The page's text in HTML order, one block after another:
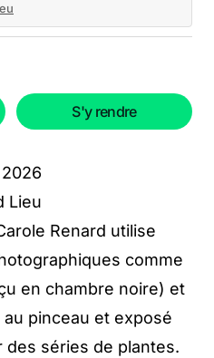
S'y rendre
Lieu
Renard utilise
comme
en chambre noire) et
pinceau et exposé
des séries de plantes.